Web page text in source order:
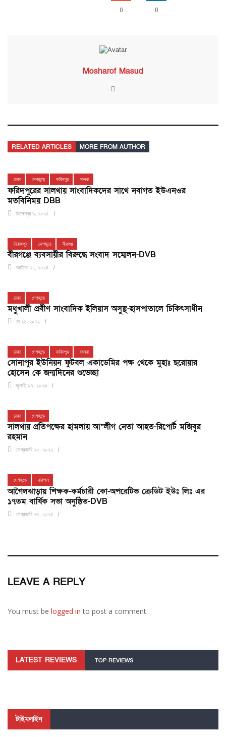
0 0
Mosharof Masud
RELATED ARTICLES MORE FROM AUTHOR
ঢাকা দেশজুড়ে ফরিদপুর সালথা
ফরিদপুরের সালথায় সাংবাদিকদের সাথে নবাগত ইউএনওর
মতবিনিময় DBB
ডিসেম্বর ৯, ২০২৫
দিনাজপুর দেশজুড়ে বীরগঞ্জ
বীরগঞ্জে ব্যবসায়ীর বিরুদ্ধে সংবাদ সম্মেলন-DVB
অক্টোবর ২১, ২০২৪
ঢাকা দেশজুড়ে
মধুখালী প্রবীণ সাংবাদিক ইলিয়াস অসুস্থ-হাসপাতালে চিকিৎসাধীন
মে ২৬, ২০২২
ঢাকা দেশজুড়ে ফরিদপুর সালথা
সোনাপুর ইউনিয়ন ফুটবল একাডেমির পক্ষ থেকে মুহাঃ ছরোয়ার
হোসেন কে জন্মদিনের শুভেচ্ছা
জুলাই ১৭, ২০২৬
ঢাকা দেশজুড়ে
সালথায় প্রতিপক্ষের হামলায় আ“লীগ নেতা আহত-রিপোর্ট মজিবুর
রহমান
ফেব্রুয়ারি ২০, ২০২২
দেশজুড়ে বরিশাল
আগৈলঝাড়ায় শিক্ষক-কর্মচারী কো-অপরেটিভ ক্রেডিট ইউঃ লিঃ এর
১৭তম বার্ষিক সভা অনুষ্ঠিত-DVB
ফেব্রুয়ারি ২৩, ২০২৪
LEAVE A REPLY
You must be logged in to post a comment.
LATEST REVIEWS TOP REVIEWS
টাইমলাইন